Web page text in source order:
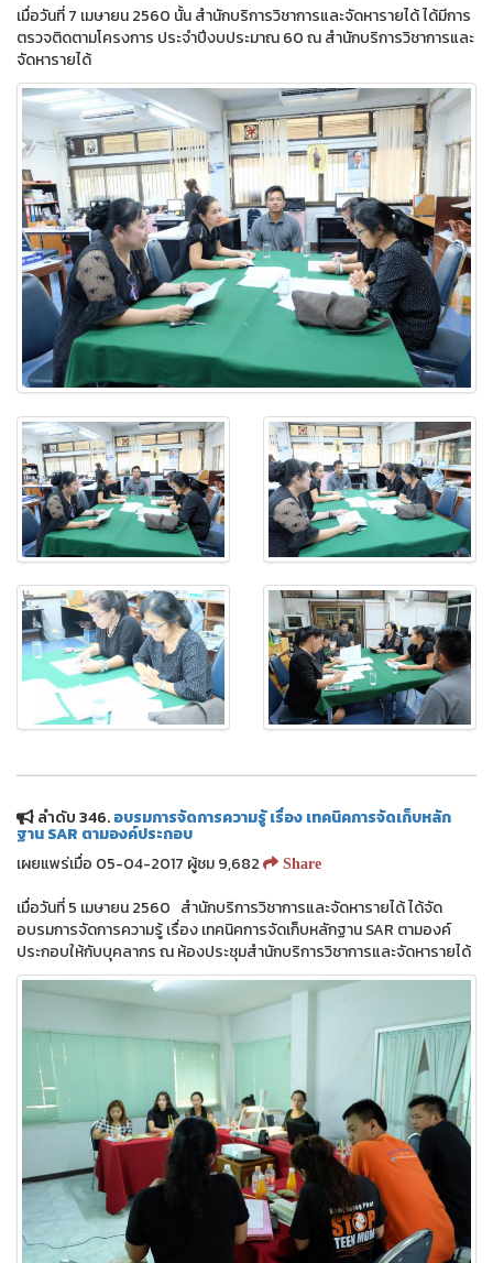
เมื่อวันที่ 7 เมษายน 2560 นั้น สำนักบริการวิชาการและจัดหารายได้ ได้มีการ
ตรวจติดตามโครงการ ประจำปีงบประมาณ 60 ณ สำนักบริการวิชาการและ
จัดหารายได้
ลำดับ 346.อบรมการจัดการความรู้ เรื่อง เทคนิคการจัดเก็บหลัก
ฐาน SAR ตามองค์ประกอบ
เผยแพร่เมื่อ 05-04-2017 ผู้ชม 9,682
Share
เมื่อวันที่ 5 เมษายน 2560 สำนักบริการวิชาการและจัดหารายได้ ได้จัด
อบรมการจัดการความรู้ เรื่อง เทคนิคการจัดเก็บหลักฐาน SAR ตามองค์
ประกอบให้กับบุคลากร ณ ห้องประชุมสำนักบริการวิชาการและจัดหารายได้